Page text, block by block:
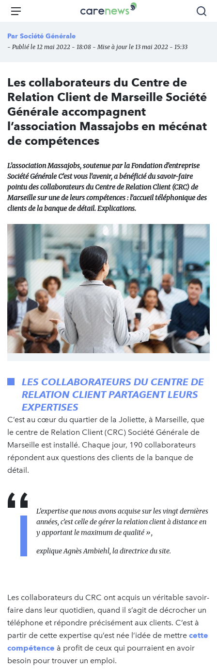
Aller
principal
Carenews,
des
l'engagement
Menu
Par Société Générale
- Publié le 12 mai 2022 - 18:08 - Mise à jour le 13 mai 2022 - 15:33
Les collaborateurs du Centre de
Relation Client de Marseille Société
Générale accompagnent
l’association Massajobs en mécénat
de compétences
L’association Massajobs, soutenue par la Fondation d’entreprise
Société Générale C’est vous l’avenir, a bénéficié du savoir-faire
pointu des collaborateurs du Centre de Relation Client (CRC) de
Marseille sur une de leurs compétences : l’accueil téléphonique des
clients de la banque de détail. Explications.
LES COLLABORATEURS DU CENTRE DE
RELATION CLIENT PARTAGENT LEURS
EXPERTISES
C’est au cœur du quartier de la Joliette, à Marseille, que
le centre de Relation Client (CRC) Société Générale de
Marseille est installé. Chaque jour, 190 collaborateurs
répondent aux questions des clients de la banque de
détail.
L’expertise que nous avons acquise sur les vingt dernières
années, c’est celle de gérer la relation client à distance en
y apportant le maximum de qualité »,
explique Agnès Ambiehl, la directrice du site.
Les collaborateurs du CRC ont acquis un véritable savoir-
faire dans leur quotidien, quand il s’agit de décrocher un
téléphone et répondre précisément aux clients. C’est à
partir de cette expertise qu’est née l’idée de mettre cette
compétence à profit de ceux qui pourraient en avoir
besoin pour trouver un emploi.